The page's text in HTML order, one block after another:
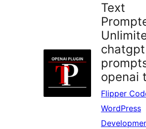
Text
openai
Flipper
WordPress